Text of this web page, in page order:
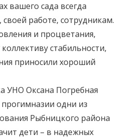
вашего сада всегда
работе, сотрудникам.
и процветания,
стабильности,
приносили хороший
УНО Оксана Погребная
одни из
Рыбницкого района
дети – в надежных